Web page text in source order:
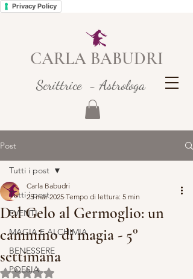
Privacy Policy
CARLA BABUDRI
Scrittrice - Astrologa
Post
Tutti i post
EVENTI
MAGIA E ALCHIMIA
BENESSERE
POESIA
Tutti i post
Dal Gelo al Germoglio: un
cammino di magia - 5°
settimana
Carla Babudri
25 mar 2025 Tempo di lettura: 5 min
Valutazione NaN stelle su 5.